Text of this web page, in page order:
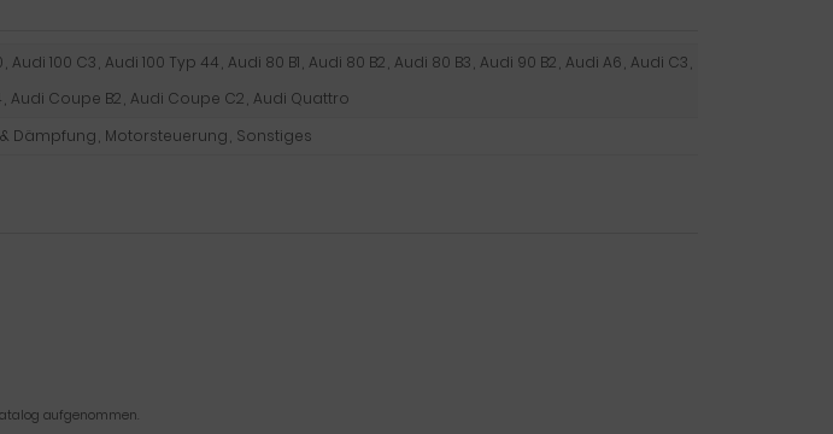
Audi 100 C3 Audi 100 Typ 44 Audi 80 B1 Audi 80 B2 Audi 80 B3 Audi 90 B2 Audi A6 Audi C3
Audi Coupe B2 Audi Coupe C2 Audi Quattro
Dämpfung Motorsteuerung Sonstiges
aufgenommen.